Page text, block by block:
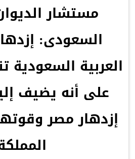
مستشار
السعودى:
العربية السعودية
على أنه يضيف
إزدهار مصر